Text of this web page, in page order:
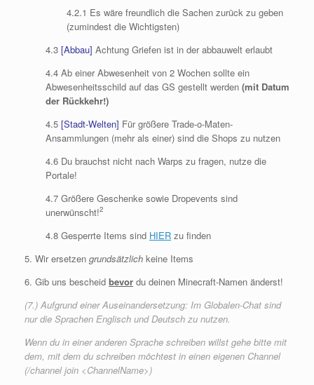
4.2.1 Es wäre freundlich die Sachen zurück zu geben
(zumindest die Wichtigsten)
4.3 [Abbau] Achtung Griefen ist in der abbauwelt erlaubt
4.4 Ab einer Abwesenheit von 2 Wochen sollte ein
Abwesenheitsschild auf das GS gestellt werden (mit Datum
der Rückkehr!)
4.5 [Stadt-Welten] Für größere Trade-o-Maten-
Ansammlungen (mehr als einer) sind die Shops zu nutzen
4.6 Du brauchst nicht nach Warps zu fragen, nutze die
Portale!
4.7 Größere Geschenke sowie Dropevents sind
unerwünscht!2
4.8 Gesperrte Items sind HIER zu finden
5. Wir ersetzen grundsätzlich keine Items
6. Gib uns bescheid bevor du deinen Minecraft-Namen änderst!
(7.) Aufgrund einer Auseinandersetzung: Im Globalen-Chat sind
nur die Sprachen Englisch und Deutsch zu nutzen.
Wenn du in einer anderen Sprache schreiben willst gehe bitte mit
dem, mit dem du schreiben möchtest in einen eigenen Channel
(/channel join <ChannelName>)